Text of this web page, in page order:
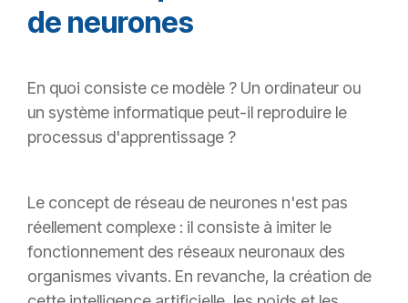
de neurones
En quoi consiste ce modèle ? Un ordinateur ou
un système informatique peut-il reproduire le
processus d'apprentissage ?
Le concept de réseau de neurones n'est pas
réellement complexe : il consiste à imiter le
fonctionnement des réseaux neuronaux des
organismes vivants. En revanche, la création de